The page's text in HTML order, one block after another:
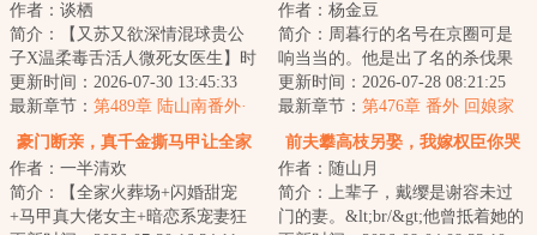
作者：谈栖
简介：【又苏又欲深情混球贵公
子X温柔毒舌活人微死女医生】时
知渺深夜捡回一年未见，再见便
疑似“出轨”...
更新时间：2026-07-30 13:45:33
最新章节： 第489章 陆山南番外·
蝴蝶
作者：杨金豆
简介：周暮行的名号在京圈可是
响当当的。他是出了名的杀伐果
断，腹黑无情，在一众兄弟里
面，优秀到让人望...
更新时间：2026-07-28 08:21:25
最新章节： 第476章 番外 回娘家
（下）
豪门断亲，真千金撕马甲让全家
跪悔
作者：一半清欢
简介：【全家火葬场+闪婚甜宠
+马甲真大佬女主+暗恋系宠妻狂
前夫攀高枝另娶，我嫁权臣你哭
作者：随山月
简介：上辈子，戴缨是谢容未过
门的妻。&lt;br/&gt;他曾抵着她的